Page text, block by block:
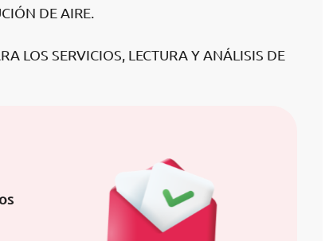
DE AIRE.
LOS SERVICIOS, LECTURA Y ANÁLISIS DE